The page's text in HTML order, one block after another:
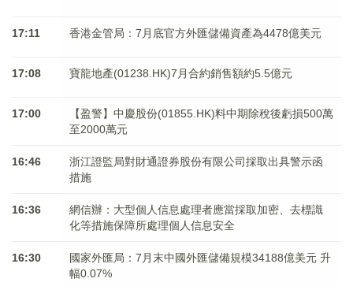
17:11 香港金管局：7月底官方外匯儲備資產為4478億美元
17:08 寶龍地產(01238.HK)7月合約銷售額約5.5億元
17:00
【盈警】中慶股份(01855.HK)料中期除稅後虧損500萬
至2000萬元
16:46
浙江證監局對財通證券股份有限公司採取出具警示函
措施
16:36
網信辦：大型個人信息處理者應當採取加密、去標識
化等措施保障所處理個人信息安全
16:30
國家外匯局：7月末中國外匯儲備規模34188億美元 升
幅0.07%